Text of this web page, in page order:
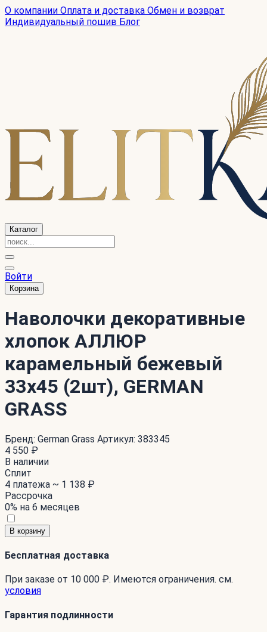
О компании Оплата и доставка Обмен и возврат
Индивидуальный пошив Блог
Каталог
Войти
Корзина
Наволочки декоративные
хлопок АЛЛЮР
карамельный бежевый
33x45 (2шт), GERMAN
GRASS
Бренд: German Grass Артикул: 383345
4 550 ₽
В наличии
Сплит
4 платежа ~ 1 138 ₽
Рассрочка
0% на 6 месяцев
В корзину
Бесплатная доставка
При заказе от 10 000 ₽. Имеются ограничения. см.
условия
Гарантия подлинности